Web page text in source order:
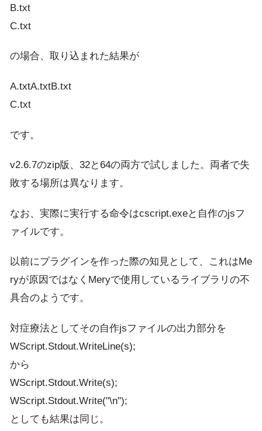
B.txt
C.txt
の場合、取り込まれた結果が
A.txtA.txtB.txt
C.txt
です。
v2.6.7のzip版、32と64の両方で試しました。両者で失
敗する場所は異なります。
なお、実際に実行する命令はcscript.exeと自作のjsフ
ァイルです。
以前にプラグインを作った際の知見として、これはMe
ryが原因ではなくMeryで使用しているライブラリの不
具合のようです。
対症療法としてその自作jsファイルの出力部分を
WScript.Stdout.WriteLine(s);
から
WScript.Stdout.Write(s);
WScript.Stdout.Write("\n");
としても結果は同じ。